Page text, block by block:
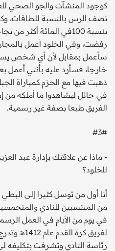
كوجود المنشآت والجو الصحي
نصف الرس بالنسبة للطاقات،
بنسبة 100في المائة
رفضت، وفي الخلود أعمل
سأعمل بمقابل لأن أي شخص
خارجا، فسأرد عليه بأنني أعمل
ذهبت فيها مع الحزم كمباراة
في حائل ليشاهدوا ما أملكه من
الفريق طبعا بصفة غير رسمية.
#3#
- ماذا عن علاقتك بإدارة عبد
للخلود؟
أنا أول من توسل كثيرا إلى البطي
من المنتسبين للنادي
في يوم من الأيام في العمل
لفريق كرة
رئاسة النادي وتشرفت بتكليفه